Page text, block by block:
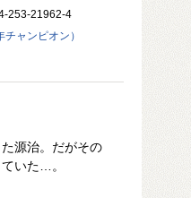
253-21962-4
ャンピオン）
源治。だがその
いた…。